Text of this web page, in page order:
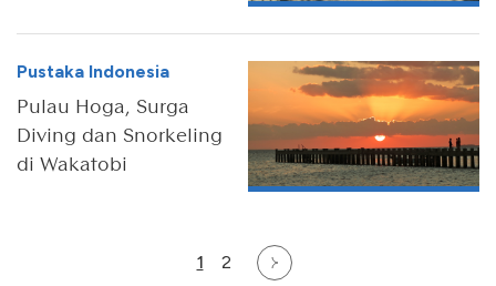
Pustaka Indonesia
Pulau Hoga, Surga
Diving dan Snorkeling
di Wakatobi
1 2